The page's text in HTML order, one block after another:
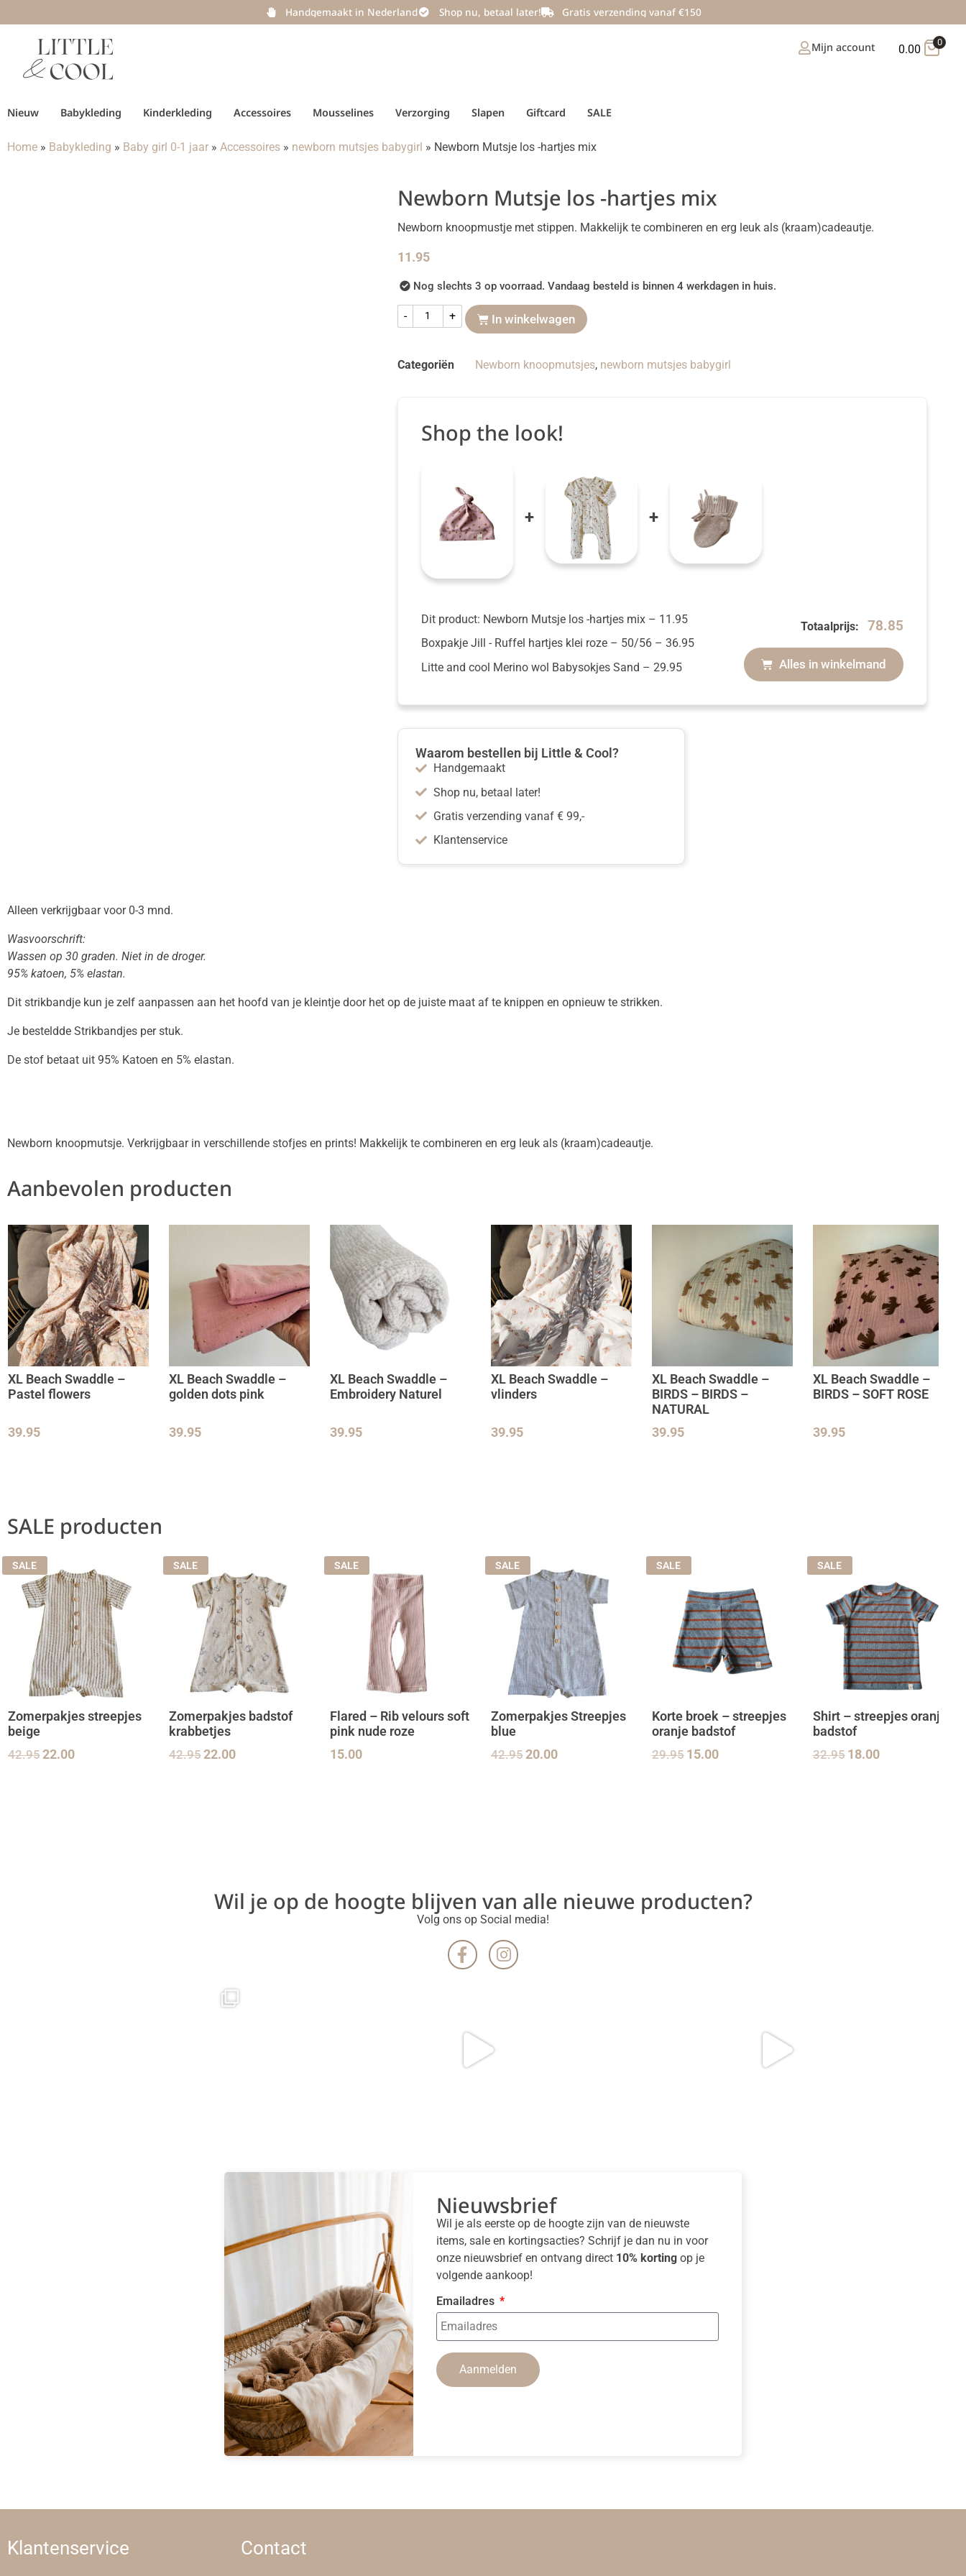
Handgemaakt in Nederland Shop nu, betaal later! Gratis verzending vanaf €150
Mijn account 0.00
0
Nieuw Babykleding Kinderkleding Accessoires Mousselines Verzorging Slapen Giftcard SALE
Home » Babykleding » Baby girl 0-1 jaar » Accessoires » newborn mutsjes babygirl » Newborn Mutsje los -hartjes mix
Newborn Mutsje los -hartjes mix
Newborn knoopmustje met stippen. Makkelijk te combineren en erg leuk als (kraam)cadeautje.
11.95
Nog slechts 3 op voorraad. Vandaag besteld is binnen 4 werkdagen in huis.
- + In winkelwagen
Categoriën Newborn knoopmutsjes, newborn mutsjes babygirl
Shop the look!
+ +
Totaalprijs: 78.85
Alles in winkelmand
Dit product: Newborn Mutsje los -hartjes mix – 11.95
Boxpakje Jill - Ruffel hartjes klei roze – 50/56– 36.95
Litte and cool Merino wol Babysokjes Sand – 29.95
Waarom bestellen bij Little & Cool?
Handgemaakt
Shop nu, betaal later!
Gratis verzending vanaf € 99,-
Klantenservice
Alleen verkrijgbaar voor 0-3 mnd.
Wasvoorschrift:
Wassen op 30 graden. Niet in de droger.
95% katoen, 5% elastan.
Dit strikbandje kun je zelf aanpassen aan het hoofd van je kleintje door het op de juiste maat af te knippen en opnieuw te strikken.
Je besteldde Strikbandjes per stuk.
De stof betaat uit 95% Katoen en 5% elastan.
Newborn knoopmutsje. Verkrijgbaar in verschillende stofjes en prints! Makkelijk te combineren en erg leuk als (kraam)cadeautje.
Aanbevolen producten
XL Beach Swaddle –
Pastel flowers
39.95
XL Beach Swaddle –
golden dots pink
39.95
XL Beach Swaddle –
Embroidery Naturel
39.95
XL Beach Swaddle –
vlinders
39.95
XL Beach Swaddle –
BIRDS – BIRDS –
NATURAL
39.95
XL Beach Swaddle –
BIRDS – SOFT ROSE
39.95
SALE producten
SALE
Zomerpakjes streepjes
beige
42.9522.00
SALE
Zomerpakjes badstof
krabbetjes
42.9522.00
SALE
Flared – Rib velours soft
pink nude roze
15.00
SALE
Zomerpakjes Streepjes
blue
42.9520.00
SALE
Korte broek – streepjes
oranje badstof
29.95 15.00
SALE
Shirt – streepjes oranje
badstof
32.95 18.00
Wil je op de hoogte blijven van alle nieuwe producten?
Volg ons op Social media!
Nieuwsbrief
Wil je als eerste op de hoogte zijn van de nieuwste
items, sale en kortingsacties? Schrijf je dan nu in voor
onze nieuwsbrief en ontvang direct 10% kortingop je
volgende aankoop!
Emailadres
Aanmelden
Klantenservice Contact